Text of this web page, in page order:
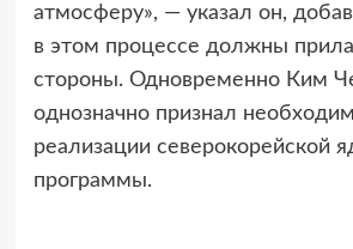
атмосферу», — указал он,
в этом процессе должны
стороны. Одновременно Ким
однозначно признал
реализации северокорейской
программы.